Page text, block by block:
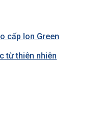
cấp Ion Green
từ thiên nhiên